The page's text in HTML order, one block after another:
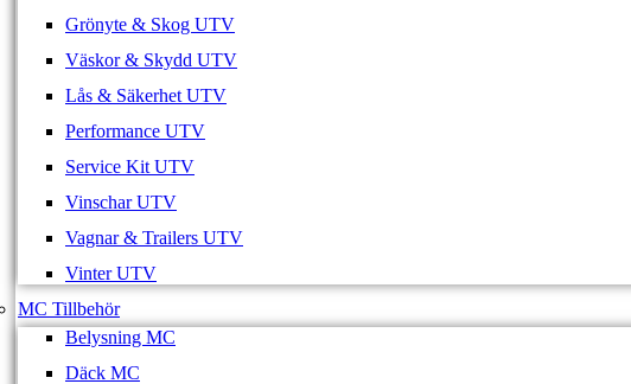
Grönyte & Skog UTV
Väskor & Skydd UTV
Lås & Säkerhet UTV
Performance UTV
Service Kit UTV
Vinschar UTV
Vagnar & Trailers UTV
Vinter UTV
MC Tillbehör
Belysning MC
Däck MC